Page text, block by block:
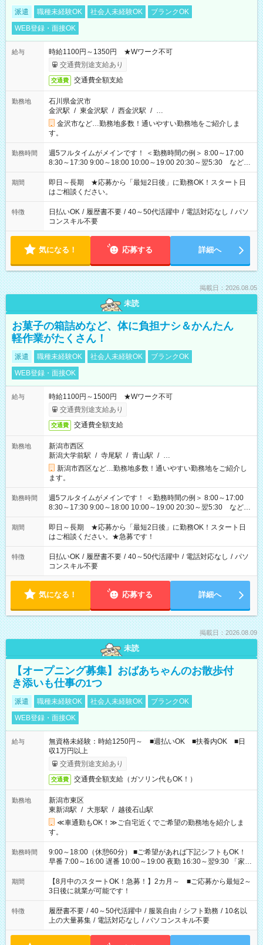
派遣 職種未経験OK 社会人未経験OK
ブランクOK
WEB登録・面接OK
給与
時給1100円～1350円 ★Wワーク不可
交通費別途支給あり
交通費 交通費全額支給
勤務地
石川県金沢市
金沢駅 / 東金沢駅 / 西金沢駅 / …
金沢市など…勤務地多数！通いやすい勤務地をご紹介しま
す。
勤務時間
週5フルタイムがメインです！ ＜勤務時間の例＞ 8:00～17:00
8:30～17:30 9:00～18:00 10:00～19:00 20:30～翌5:30 など ★
その他にも勤務時間多数！ 日勤のみ、残業なし、交替制など
ご希望を教えてください！
期間
即日～長期 ★応募から「最短2日後」に勤務OK！スタート日
はご相談ください。
特徴 日払いOK / 履歴書不要 / 40～50代活躍中 / 電話対応なし / パソ
コンスキル不要
気になる！ 応募する 詳細へ
掲載日：2026.08.05
未読
お菓子の箱詰めなど、体に負担ナシ＆かんたん
軽作業がたくさん！
派遣 職種未経験OK 社会人未経験OK
ブランクOK
WEB登録・面接OK
給与
時給1100円～1500円 ★Wワーク不可
交通費別途支給あり
交通費 交通費全額支給
勤務地
新潟市西区
新潟大学前駅 / 寺尾駅 / 青山駅 / …
新潟市西区など…勤務地多数！通いやすい勤務地をご紹介し
ます。
勤務時間
週5フルタイムがメインです！ ＜勤務時間の例＞ 8:00～17:00
8:30～17:30 9:00～18:00 10:00～19:00 20:30～翌5:30 など ★
その他にも勤務時間多数！ 日勤のみ、残業なし、交替制など
ご希望を教えてください！
期間
即日～長期 ★応募から「最短2日後」に勤務OK！スタート日
はご相談ください。★急募です！
特徴 日払いOK / 履歴書不要 / 40～50代活躍中 / 電話対応なし / パソ
コンスキル不要
気になる！ 応募する 詳細へ
掲載日：2026.08.09
未読
【オープニング募集】おばあちゃんのお散歩付
き添いも仕事の1つ
派遣 職種未経験OK 社会人未経験OK
ブランクOK
WEB登録・面接OK
給与
無資格未経験：時給1250円～ ■週払いOK ■扶養内OK ■日
収1万円以上
交通費別途支給あり
交通費 交通費全額支給（ガソリン代もOK！）
勤務地
新潟市東区
東新潟駅 / 大形駅 / 越後石山駅
≪車通勤もOK！≫ご自宅近くでご希望の勤務地を紹介しま
す。
勤務時間
9:00～18:00（休憩60分） ■ご希望があれば下記シフトもOK！
早番 7:00～16:00 遅番 10:00～19:00 夜勤 16:30～翌9:30 「家族
と休みを合わせたい」 「余裕を持って夕飯の準備がしたい」
「できれば残業はしたくない」 など、ご希望を教えてください
ね。 ※Wワーク希望の方へ 今ご覧のお仕事で希望する勤務時間
と、もう1つのお仕事の勤務時間。 合計で週40時間を超える場
合は応募できません。
期間
【8月中のスタートOK！急募！】2カ月～ ■ご応募から最短2～
3日後に就業が可能です！
特徴 履歴書不要 / 40～50代活躍中 / 服装自由 / シフト勤務 / 10名以
上の大量募集 / 電話対応なし / パソコンスキル不要